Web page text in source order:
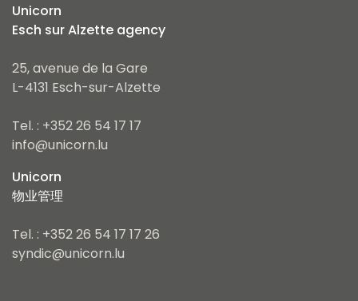
Unicorn
Esch sur Alzette agency
25, avenue de la Gare
L-4131 Esch-sur-Alzette
Tel. : +352 26 54 17 17
info@unicorn.lu
Unicorn
物业管理
Tel. : +352 26 54 17 17 26
syndic@unicorn.lu